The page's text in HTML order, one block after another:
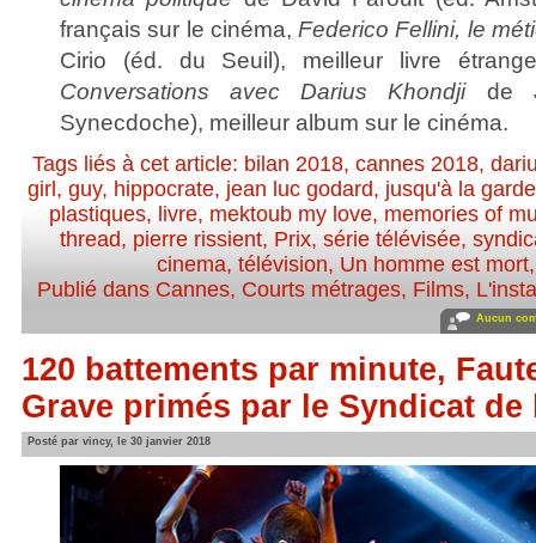
français sur le cinéma,Federico Fellini, le
Cirio (éd. du Seuil), meilleur livre
Conversations avec Darius Khondjide
Synecdoche), meilleur album sur le cinéma.
Tags liés à cet article: bilan 2018,cannes 2018,
girl , guy, hippocrate, jean luc godard, jusqu'à la garde
plastiques, livre, mektoub my love, memories of
thread, pierre rissient, Prix, série télévisée,
cinema,télévision, Un homme est mort
Publié dans Cannes, Courts métrages, Films,
Aucun
120 battements par minute,
Grave primés par le Syndicat
Posté par vincy, le 30 janvier 2018